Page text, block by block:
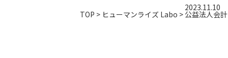
TOP > ヒューマンライズ Labo >
2023.11.10
公益法人会